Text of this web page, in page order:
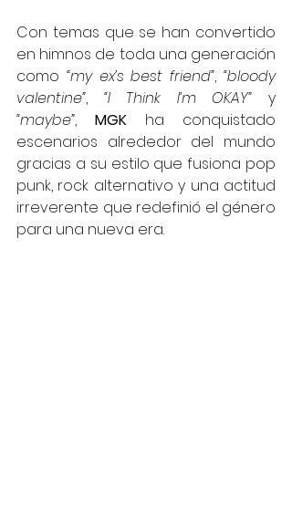
Con temas que se han convertido
en himnos de toda una generación
como “my ex’s best friend”, “bloody
valentine”, “I Think I’m OKAY”
“maybe”, MGK ha conquistado
escenarios alrededor del mundo
gracias a su estilo que fusiona pop
punk, rock alternativo y una actitud
irreverente que redefinió el género
para una nueva era.